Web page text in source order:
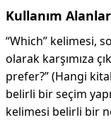
Kullanım
“Which” kelimesi,
olarak karşımıza
prefer?” (Hangi
belirli bir seçim
kelimesi belirli bir